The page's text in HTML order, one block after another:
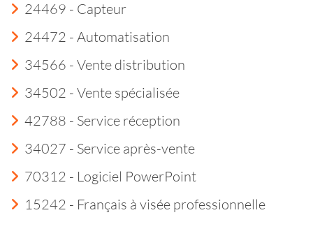
24469 - Capteur
24472 - Automatisation
34566 - Vente distribution
34502 - Vente spécialisée
42788 - Service réception
34027 - Service après-vente
70312 - Logiciel PowerPoint
15242 - Français à visée professionnelle